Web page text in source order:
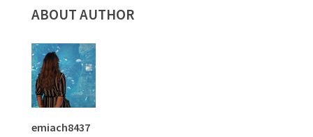
ABOUT AUTHOR
emiach8437